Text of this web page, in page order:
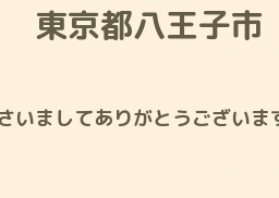
東京都八王子市
いましてありがとうございま